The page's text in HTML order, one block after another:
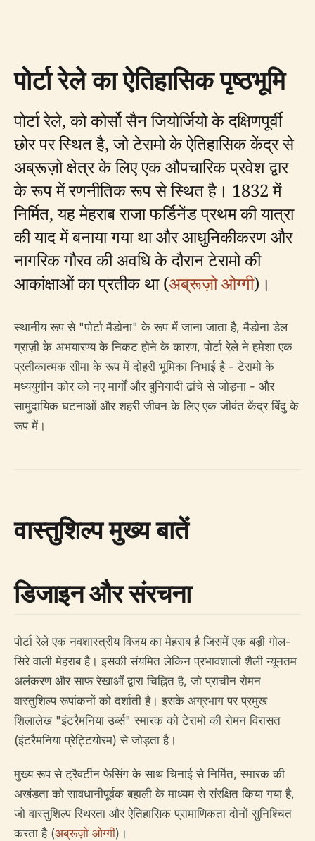
पोर्टा रेले का ऐतिहासिक पृष्ठभूमि
पोर्टा रेले, को कोर्सो सैन जियोर्जियो के दक्षिणपूर्वी
छोर पर स्थित है, जो टेरामो के ऐतिहासिक केंद्र से
अब्रूज़ो क्षेत्र के लिए एक औपचारिक प्रवेश द्वार
के रूप में रणनीतिक रूप से स्थित है। 1832 में
निर्मित, यह मेहराब राजा फर्डिनेंड प्रथम की यात्रा
की याद में बनाया गया था और आधुनिकीकरण और
नागरिक गौरव की अवधि के दौरान टेरामो की
आकांक्षाओं का प्रतीक था (अब्रूज़ो ओग्गी)।
स्थानीय रूप से "पोर्टा मैडोना" के रूप में जाना जाता है, मैडोना डेल
ग्राज़ी के अभयारण्य के निकट होने के कारण, पोर्टा रेले ने हमेशा एक
प्रतीकात्मक सीमा के रूप में दोहरी भूमिका निभाई है - टेरामो के
मध्ययुगीन कोर को नए मार्गों और बुनियादी ढांचे से जोड़ना - और
सामुदायिक घटनाओं और शहरी जीवन के लिए एक जीवंत केंद्र बिंदु के
रूप में।
वास्तुशिल्प मुख्य बातें
डिजाइन और संरचना
पोर्टा रेले एक नवशास्त्रीय विजय का मेहराब है जिसमें एक बड़ी गोल-
सिरे वाली मेहराब है। इसकी संयमित लेकिन प्रभावशाली शैली न्यूनतम
अलंकरण और साफ रेखाओं द्वारा चिह्नित है, जो प्राचीन रोमन
वास्तुशिल्प रूपांकनों को दर्शाती है। इसके अग्रभाग पर प्रमुख
शिलालेख "इंटरैमनिया उर्ब्स" स्मारक को टेरामो की रोमन विरासत
(इंटरैमनिया प्रेट्टियोरम) से जोड़ता है।
मुख्य रूप से ट्रैवर्टीन फेसिंग के साथ चिनाई से निर्मित, स्मारक की
अखंडता को सावधानीपूर्वक बहाली के माध्यम से संरक्षित किया गया है,
जो वास्तुशिल्प स्थिरता और ऐतिहासिक प्रामाणिकता दोनों सुनिश्चित
करता है (अब्रूज़ो ओग्गी)।